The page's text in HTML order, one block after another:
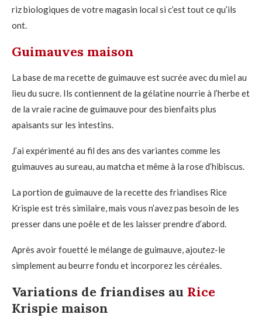
riz biologiques de votre magasin local si c’est tout ce qu’ils
ont.
Guimauves maison
La base de ma recette de guimauve est sucrée avec du miel au
lieu du sucre. Ils contiennent de la gélatine nourrie à l’herbe et
de la vraie racine de guimauve pour des bienfaits plus
apaisants sur les intestins.
J’ai expérimenté au fil des ans des variantes comme les
guimauves au sureau, au matcha et même à la rose d’hibiscus.
La portion de guimauve de la recette des friandises Rice
Krispie est très similaire, mais vous n’avez pas besoin de les
presser dans une poêle et de les laisser prendre d’abord.
Après avoir fouetté le mélange de guimauve, ajoutez-le
simplement au beurre fondu et incorporez les céréales.
Variations de friandises au Rice
Krispie maison